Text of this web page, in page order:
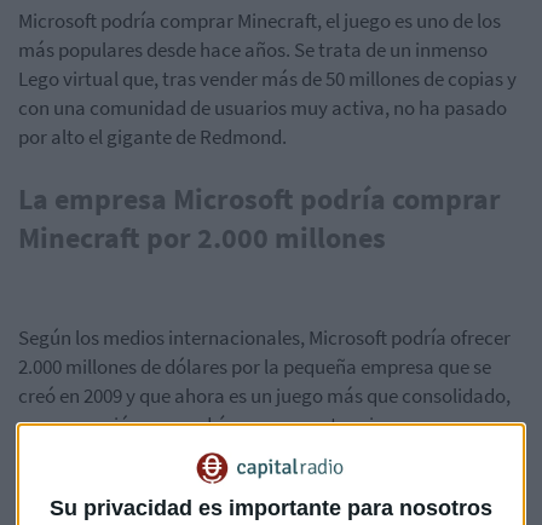
Su privacidad es importante para nosotros
Microsoft podría comprar Minecraft, el juego es uno de los
más populares desde hace años. Se trata de un inmenso
Lego virtual que, tras vender más de 50 millones de copias y
con una comunidad de usuarios muy activa, no ha pasado
por alto el gigante de Redmond.
La empresa Microsoft podría comprar
Minecraft por 2.000 millones
Según los medios internacionales, Microsoft podría ofrecer
2.000 millones de dólares por la pequeña empresa que se
creó en 2009 y que ahora es un juego más que consolidado,
una operación que podría cerrarse esta misma semana y
que supondría un auténtico terremoto dentro del mundo de